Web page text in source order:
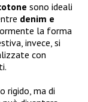
sono ideali
denim e
la forma
invece, si
con
rigido, ma di